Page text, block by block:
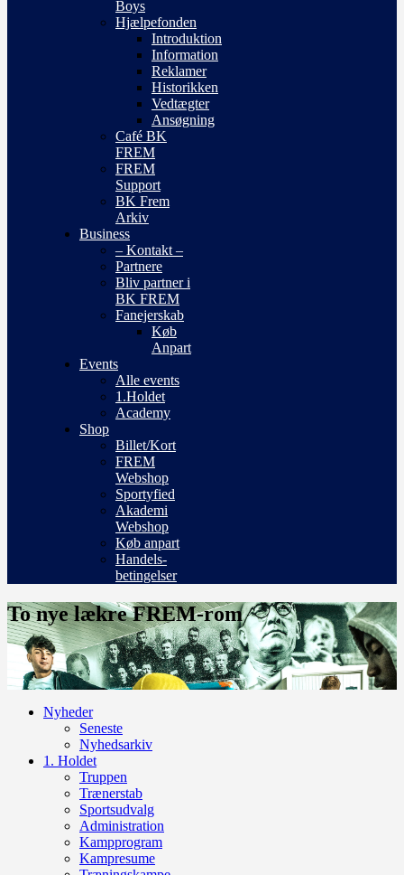
Boys
Hjælpefonden
Introduktion
Information
Reklamer
Historikken
Vedtægter
Ansøgning
Café BK
FREM
FREM
Support
BK Frem
Arkiv
Business
– Kontakt –
Partnere
Bliv partner i
BK FREM
Fanejerskab
Køb
Anpart
Events
Alle events
1.Holdet
Academy
Shop
Billet/Kort
FREM
Webshop
Sportyfied
Akademi
Webshop
Køb anpart
Handels-
betingelser
To nye lækre FREM-rom
Nyheder
Seneste
Nyhedsarkiv
1. Holdet
Truppen
Trænerstab
Sportsudvalg
Administration
Kampprogram
Kampresume